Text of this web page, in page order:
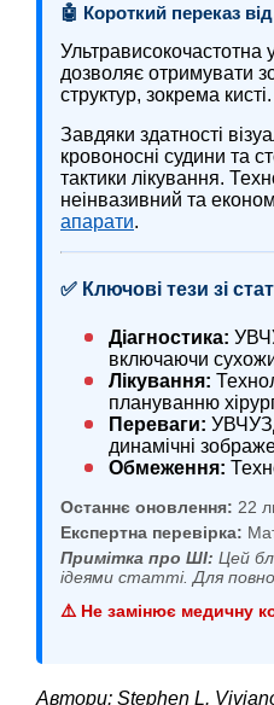
🤖 Короткий переказ
Ультрависокочастотна
дозволяє отримувати
структур, зокрема
Завдяки здатності
кровоносні судини та
тактики лікування.
неінвазивний та
апарати.
✅ Ключові тези зі
Діагностика:
включаючи
Лікування:
плануванню
Переваги:
динамічні
Обмеження:
Останнє оновлення: 22
Експертна перевірка:
Примітка про ШІ: Цей
ідеями статті. Для
⚠️ Не замінює медичну
Автори: Stephen L.